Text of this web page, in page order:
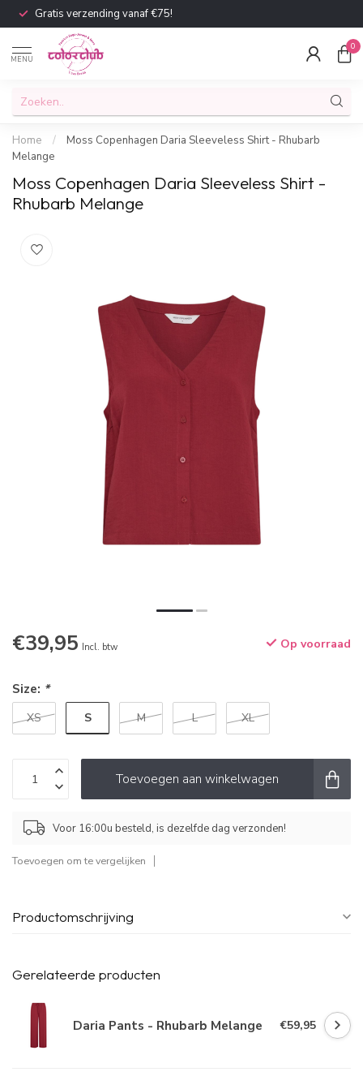
Gratis verzending vanaf €75!
MENU
0
Home /
Moss Copenhagen Daria Sleeveless Shirt - Rhubarb
Melange
Moss Copenhagen Daria Sleeveless Shirt -
Rhubarb Melange
€39,95 Incl. btw Op voorraad
Size: *
XS S M L XL
Toevoegen aan winkelwagen
Voor 16:00u besteld, is dezelfde dag verzonden!
Toevoegen om te vergelijken
Productomschrijving
Gerelateerde producten
Daria Pants - Rhubarb Melange €59,95